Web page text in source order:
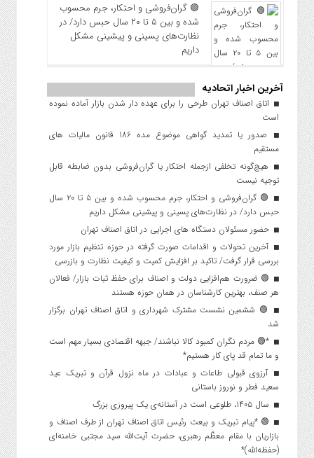
🟢 گران‌فروشی و احتکار، جرم محسوب
شده و بین ۵ تا ۲۰ سال حبس دارد/ در
نظارت‌های پسینی و پیشینی مشکل
داریم
آخرین اخبار اتحادیه
اتاق اصناف تهران طرحی را برای عهده دار شدن بازار آماده نموده
است
صدور یا تمدید گواهی موضوع مده 186 قانون مالیات های
مستقیم
هیچ‌گونه تخلفی ازجمله احتکار یا گران‌فروشی بدون ضابطه قابل
توجیه نیست
🟢 گران‌فروشی و احتکار، جرم محسوب شده و بین ۵ تا ۲۰ سال
حبس دارد/ در نظارت‌های پسینی و پیشینی مشکل داریم
حضور مسئولان دستگاه های اجرایی در اتاق اصناف تهران
آخرین تحولات و اقدامات صورت گرفته در حوزه تنظیم بازار مورد
بررسی قرار گرفت/ تاکید بر افزایش کمیت و کیفیت نظارت و بازرسی
🟢 ضرورت هم‌افزایی دولت و اصناف برای حفظ ثبات بازار/ فعالان
هر صنف، بهترین کارشناسان در همان حوزه هستند
🟢 ششمین نشست مشترک شهرداری و اتاق اصناف تهران برگزار
شد
*🟢 مردم نگران کمبود کالا نباشند/ جبهه اقتصادی بسیار مهم است
و ما تمام قد پای کار هستیم*
آرزوی قبولی طاعات و عبادات در ماه نزول قرآن و تبریک عید
سعید فطر و نوروز باستانی
سال ۱۴۰۵، طلوعی است در آستانه‌ی یک پیروزی بزرگ
🟢 *پیام تبریک و بیعت رئیس اتاق اصناف تهران از طرف اصناف و
بازاریان با مقام معظّم رهبری، حضرت آیت‌الله سید مجتبی خامنه‌ای
(حفظه‌الله)*